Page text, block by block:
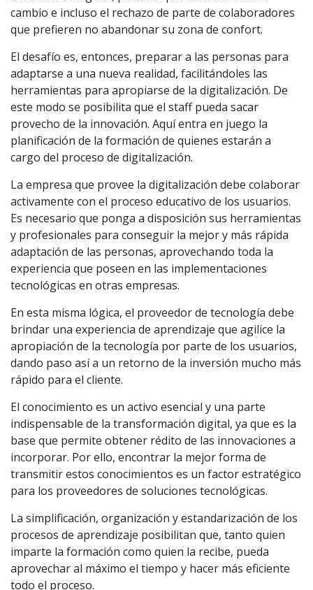
cambio e incluso el rechazo de parte de colaboradores
que prefieren no abandonar su zona de confort.
El desafío es, entonces, preparar a las personas para
adaptarse a una nueva realidad, facilitándoles las
herramientas para apropiarse de la digitalización. De
este modo se posibilita que el staff pueda sacar
provecho de la innovación. Aquí entra en juego la
planificación de la formación de quienes estarán a
cargo del proceso de digitalización.
La empresa que provee la digitalización debe colaborar
activamente con el proceso educativo de los usuarios.
Es necesario que ponga a disposición sus herramientas
y profesionales para conseguir la mejor y más rápida
adaptación de las personas, aprovechando toda la
experiencia que poseen en las implementaciones
tecnológicas en otras empresas.
En esta misma lógica, el proveedor de tecnología debe
brindar una experiencia de aprendizaje que agilice la
apropiación de la tecnología por parte de los usuarios,
dando paso así a un retorno de la inversión mucho más
rápido para el cliente.
El conocimiento es un activo esencial y una parte
indispensable de la transformación digital, ya que es la
base que permite obtener rédito de las innovaciones a
incorporar. Por ello, encontrar la mejor forma de
transmitir estos conocimientos es un factor estratégico
para los proveedores de soluciones tecnológicas.
La simplificación, organización y estandarización de los
procesos de aprendizaje posibilitan que, tanto quien
imparte la formación como quien la recibe, pueda
aprovechar al máximo el tiempo y hacer más eficiente
todo el proceso.